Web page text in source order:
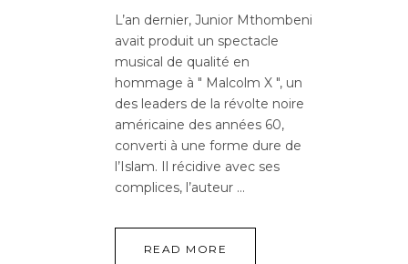
L’an dernier, Junior Mthombeni
avait produit un spectacle
musical de qualité en
hommage à " Malcolm X ", un
des leaders de la révolte noire
américaine des années 60,
converti à une forme dure de
l’Islam. Il récidive avec ses
complices, l’auteur
READ MORE